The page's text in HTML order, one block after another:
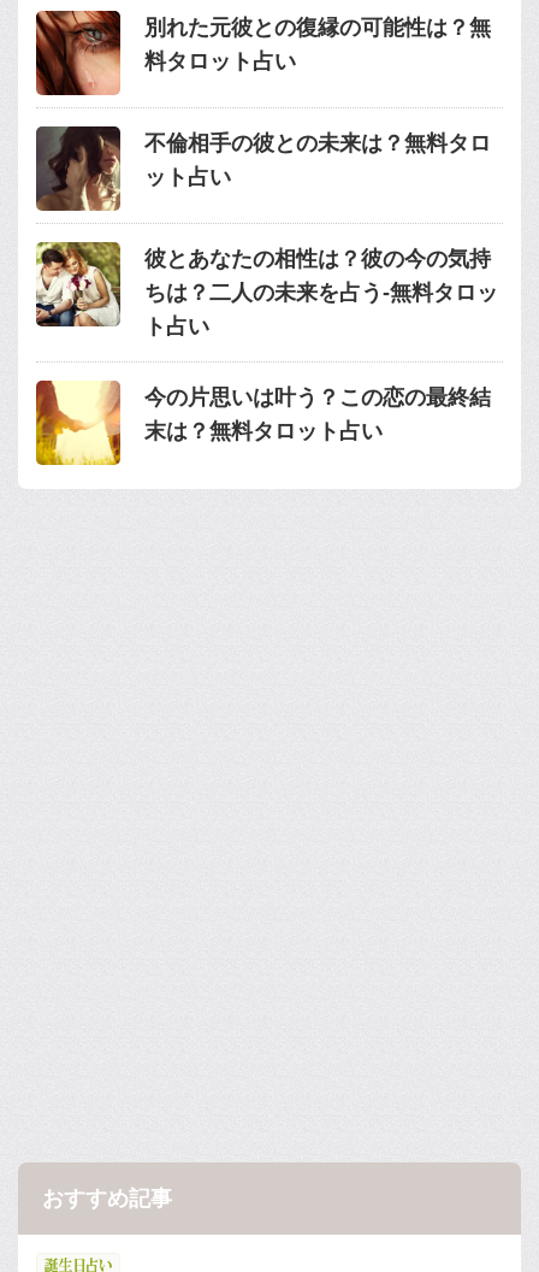
別れた元彼との復縁の可能性は？無
料タロット占い
不倫相手の彼との未来は？無料タロ
ット占い
彼とあなたの相性は？彼の今の気持
ちは？二人の未来を占う-無料タロッ
ト占い
今の片思いは叶う？この恋の最終結
末は？無料タロット占い
おすすめ記事